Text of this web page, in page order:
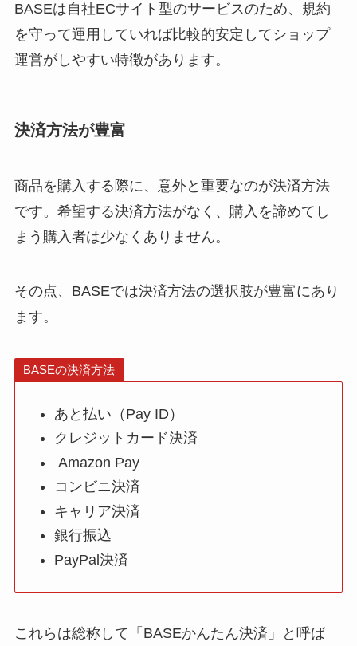
BASEは自社ECサイト型のサービスのため、規約
を守って運用していれば比較的安定してショップ
運営がしやすい特徴があります。
決済方法が豊富
商品を購入する際に、意外と重要なのが決済方法
です。希望する決済方法がなく、購入を諦めてし
まう購入者は少なくありません。
その点、BASEでは決済方法の選択肢が豊富にあり
ます。
BASEの決済方法
あと払い（Pay ID）
クレジットカード決済
Amazon Pay
コンビニ決済
キャリア決済
銀行振込
PayPal決済
これらは総称して「BASEかんたん決済」と呼ば